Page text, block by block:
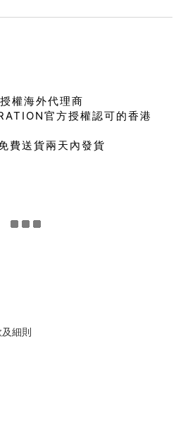
權海外代理商
官方授權認可的香港
費送貨兩天內發貨
細則